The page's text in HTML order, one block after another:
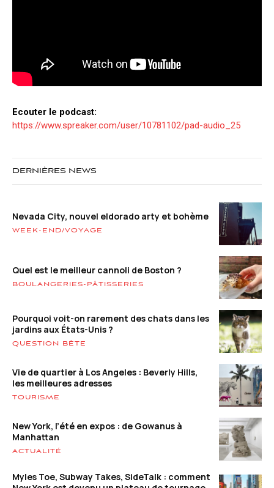
Ecouter le podcast:
https://www.spreaker.com/user/10781102/pad-audio_25
DERNIÈRES NEWS
Nevada City, nouvel eldorado arty et bohème
WEEK-END/VOYAGE
Quel est le meilleur cannoli de Boston ?
BOULANGERIES-PÂTISSERIES
Pourquoi voit-on rarement des chats dans les
jardins aux États-Unis ?
QUESTION BÊTE
Vie de quartier à Los Angeles : Beverly Hills,
les meilleures adresses
TOURISME
New York, l’été en expos : de Gowanus à
Manhattan
ACTUALITÉ
Myles Toe, Subway Takes, SideTalk : comment